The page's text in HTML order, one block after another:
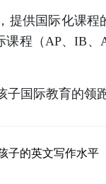
提供国际化课
课程（AP、IB
国际教育的领跑
子的英文写作水平